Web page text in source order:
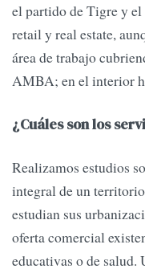
el partido de Tigre y el
retail y real estate,
área de trabajo
AMBA; en el interior
¿Cuáles son los
Realizamos estudios
integral de un
estudian sus
oferta comercial
educativas o de salud.